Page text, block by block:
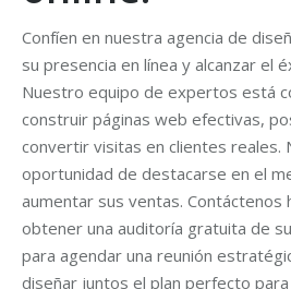
Confíen en nuestra agencia de
su presencia en línea y alcanzar el
Nuestro equipo de expertos está
construir páginas web efectivas,
convertir visitas en clientes reales.
oportunidad de destacarse en el
aumentar sus ventas. Contáctenos
obtener una auditoría gratuita de
para agendar una reunión
diseñar juntos el plan perfecto